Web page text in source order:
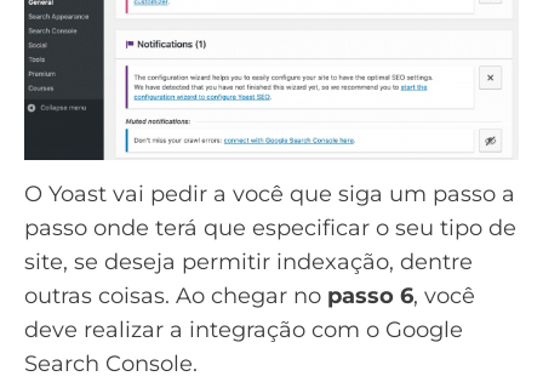
O Yoast vai pedir a você que siga um passo a
passo onde terá que especificar o seu tipo de
site, se deseja permitir indexação, dentre
outras coisas. Ao chegar no passo 6, você
deve realizar a integração com o Google
Search Console.